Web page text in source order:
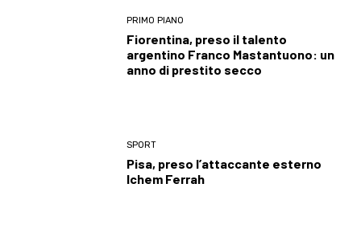
PRIMO PIANO
Fiorentina, preso il talento
argentino Franco Mastantuono: un
anno di prestito secco
SPORT
Pisa, preso l’attaccante esterno
Ichem Ferrah